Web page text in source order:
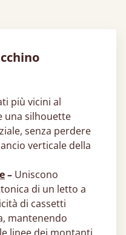
più vicini al
una silhouette
senza perdere
verticale della
– Uniscono
di un letto a
di cassetti
mantenendo